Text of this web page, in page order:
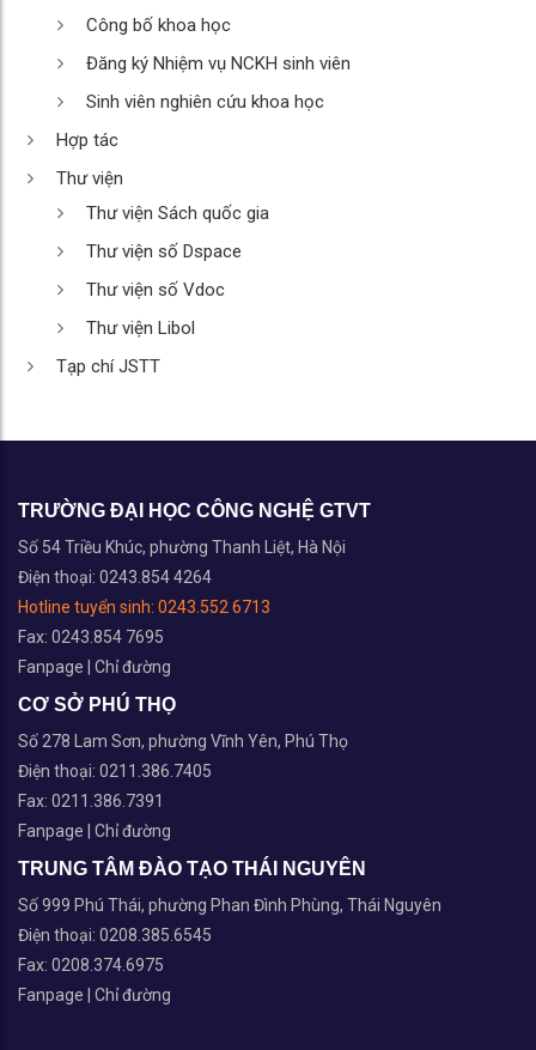
Công bố khoa học
Đăng ký Nhiệm vụ NCKH sinh viên
Sinh viên nghiên cứu khoa học
Hợp tác
Thư viện
Thư viện Sách quốc gia
Thư viện số Dspace
Thư viện số Vdoc
Thư viện Libol
Tạp chí JSTT
TRƯỜNG ĐẠI HỌC CÔNG NGHỆ GTVT
Số 54 Triều Khúc, phường Thanh Liệt, Hà Nội
Điện thoại: 0243.854 4264
Hotline tuyển sinh: 0243.552 6713
Fax: 0243.854 7695
Fanpage
Chỉ đường
CƠ SỞ PHÚ THỌ
Số 278 Lam Sơn, phường Vĩnh Yên, Phú Thọ
Điện thoại: 0211.386.7405
Fax: 0211.386.7391
Fanpage
Chỉ đường
TRUNG TÂM ĐÀO TẠO THÁI NGUYÊN
Số 999 Phú Thái, phường Phan Đình Phùng, Thái Nguyên
Điện thoại: 0208.385.6545
Fax: 0208.374.6975
Fanpage
Chỉ đường